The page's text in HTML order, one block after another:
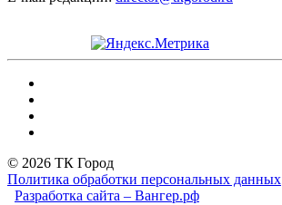
© 2026 ТК Город
Политика обработки персональных данных
Разработка сайта – Вангер.рф